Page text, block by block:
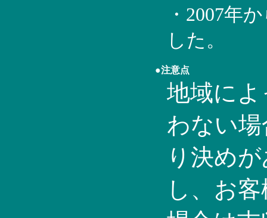
・2007年
した。
●注意点
地域に
わない
り決め
し、お